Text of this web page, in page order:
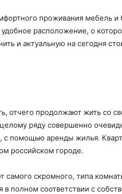
проживания мебель
расположение, о
и актуальную на сегодня
отчего продолжают жить со
ряду совершенно
с помощью аренды жилья.
российском городе.
скромного, типа
полном соответствии с